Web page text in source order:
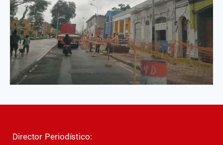
Director Periodístico: